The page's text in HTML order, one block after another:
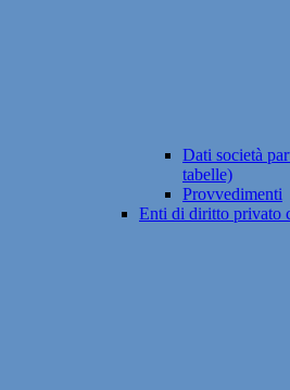
Dati società
tabelle)
Provvedimenti
Enti di diritto privato